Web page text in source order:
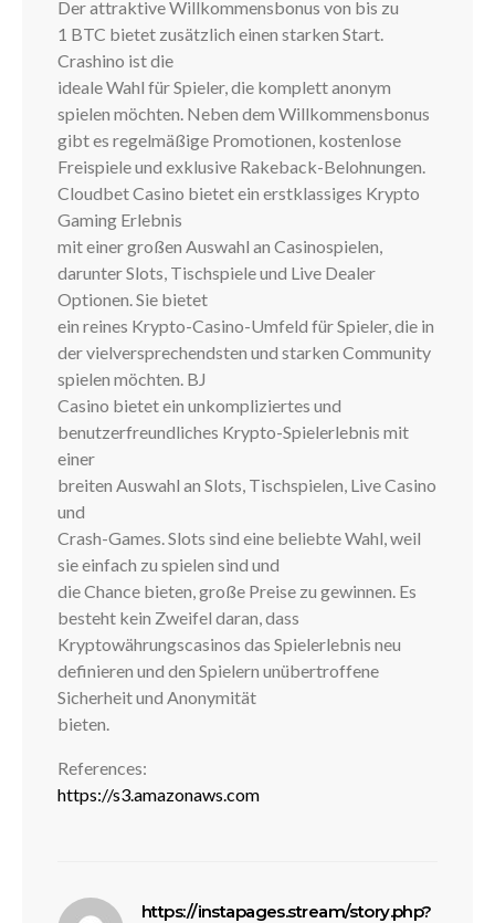
Der attraktive Willkommensbonus von bis zu
1 BTC bietet zusätzlich einen starken Start.
Crashino ist die
ideale Wahl für Spieler, die komplett anonym
spielen möchten. Neben dem Willkommensbonus
gibt es regelmäßige Promotionen, kostenlose
Freispiele und exklusive Rakeback-Belohnungen.
Cloudbet Casino bietet ein erstklassiges Krypto
Gaming Erlebnis
mit einer großen Auswahl an Casinospielen,
darunter Slots, Tischspiele und Live Dealer
Optionen. Sie bietet
ein reines Krypto-Casino-Umfeld für Spieler, die in
der vielversprechendsten und starken Community
spielen möchten. BJ
Casino bietet ein unkompliziertes und
benutzerfreundliches Krypto-Spielerlebnis mit
einer
breiten Auswahl an Slots, Tischspielen, Live Casino
und
Crash-Games. Slots sind eine beliebte Wahl, weil
sie einfach zu spielen sind und
die Chance bieten, große Preise zu gewinnen. Es
besteht kein Zweifel daran, dass
Kryptowährungscasinos das Spielerlebnis neu
definieren und den Spielern unübertroffene
Sicherheit und Anonymität
bieten.
References:
https://s3.amazonaws.com
https://instapages.stream/story.php?